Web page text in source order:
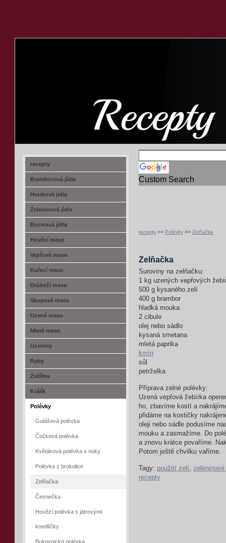
Custom Search
recepty >> Polévky >> Zelňačka
Zelňačka
Suroviny na zelňačku:
1 kg uzených vepřových
500 g kysaného zelí
400 g brambor
hladká mouka
2 cibule
olej nebo sádlo
kysaná smetana
mletá paprika
kmín
sůl
petrželka
Příprava zelné polévky:
Uzená vepřová žebírka
ho, zbavíme kostí a
přidáme na kostičky
oleji nebo sádle podusíme
mouku a zasmažíme. Do
a znovu krátce povaříme.
Potom ještě chvilku vaříme.
Tagy: použití zelí,
recepty
recepty
Bramborová jídla
Houbová jídla
Zeleninová jídla
Bezmasá jídla
Hovězí maso
Vepřové maso
Kuřecí maso
Drůbeží maso
Skopové maso
Uzené maso
Mleté maso
Uzeniny
Ryby
Zvěřina
Králík
Polévky
Gulášová polévka
Čočková polévka
Květáková polévka s noky
Polévka z brokolice
Zelňačka
Česnečka
Hovězí polévka s játrovými
knedlíčky
Bukovnická polévka